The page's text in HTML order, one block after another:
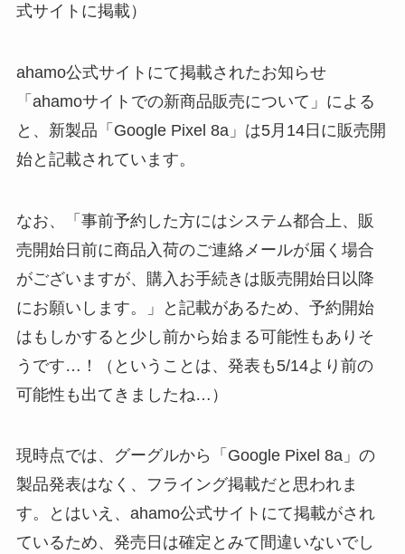
式サイトに掲載）
ahamo公式サイトにて掲載されたお知らせ
「ahamoサイトでの新商品販売について」による
と、新製品「Google Pixel 8a」は5月14日に販売開
始と記載されています。
なお、「事前予約した方にはシステム都合上、販
売開始日前に商品入荷のご連絡メールが届く場合
がございますが、購入お手続きは販売開始日以降
にお願いします。」と記載があるため、予約開始
はもしかすると少し前から始まる可能性もありそ
うです…！（ということは、発表も5/14より前の
可能性も出てきましたね…）
現時点では、グーグルから「Google Pixel 8a」の
製品発表はなく、フライング掲載だと思われま
す。とはいえ、ahamo公式サイトにて掲載がされ
ているため、発売日は確定とみて間違いないでし